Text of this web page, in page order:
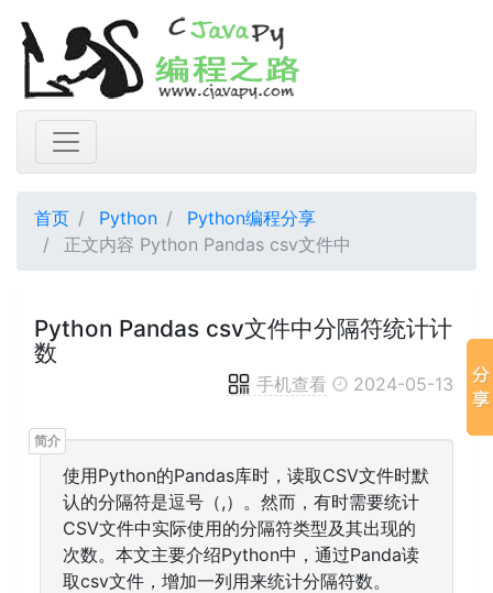
首页 Python
Python编程分享
正文内容 Python Pandas csv文件中
Python Pandas csv文件中分隔符统计计
数
手机查看 2024-05-13
使用Python的Pandas库时，读取CSV文件时默
认的分隔符是逗号（,）。然而，有时需要统计
CSV文件中实际使用的分隔符类型及其出现的
次数。本文主要介绍Python中，通过Panda读
取csv文件，增加一列用来统计分隔符数。